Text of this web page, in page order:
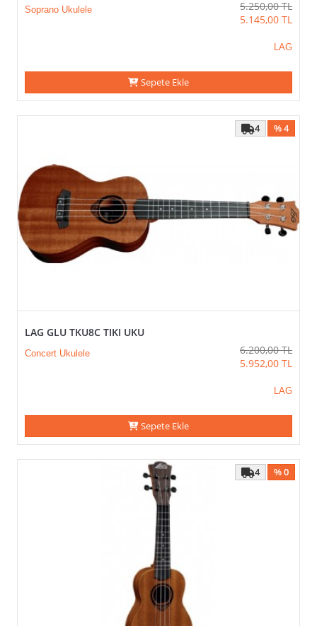
Soprano Ukulele 5.250,00 TL
5.145,00 TL
LAG
Sepete Ekle
% 4
4
LAG GLU TKU8C TIKI UKU
Concert Ukulele 6.200,00 TL
5.952,00 TL
LAG
Sepete Ekle
% 0
4